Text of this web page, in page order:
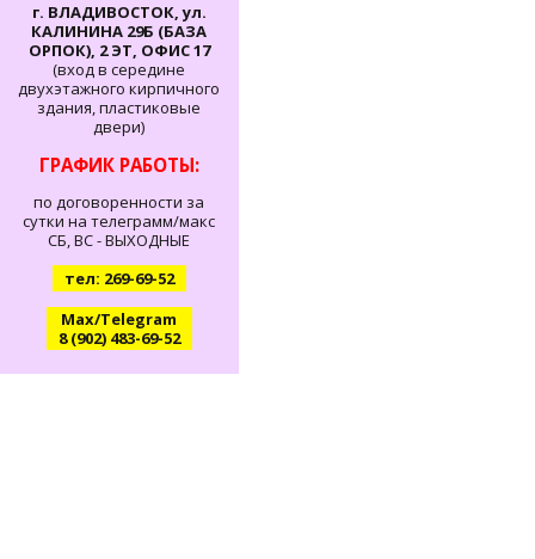
г. ВЛАДИВОСТОК, ул.
КАЛИНИНА 29Б (БАЗА
ОРПОК), 2 ЭТ, ОФИС 17
(вход в середине
двухэтажного кирпичного
здания, пластиковые
двери)
ГРАФИК РАБОТЫ:
по договоренности за
сутки на телеграмм/макс
СБ, ВС - ВЫХОДНЫЕ
тел: 269-69-52
Max/Telegram
8 (902) 483-69-52